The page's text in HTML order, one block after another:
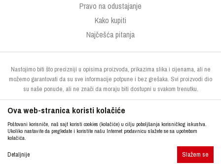
Pravo na odustajanje
Kako kupiti
Najčešća pitanja
Nastojimo biti što precizniji u opisima proizvoda, prikazima slika i cijenama, ali ne
možemo garantovati da su sve informacije potpune i bez grešaka. Svi proizvodi dio
su naše ponude, ali ne znači da moraju biti dostupni u svakom trenutku.
©2026 . Sva prava zadržana.
Ova web-stranica koristi kolačiće
Poštovani korisniče, naš sajt koristi cookies (kolačiće) u cilju poboljšanja korisničkog iskustva.
Ukoliko nastavite da pregledate i koristite našu Internet prodavnicu slažete se sa upotrebom
kolačića.
Detaljnije Slažem se